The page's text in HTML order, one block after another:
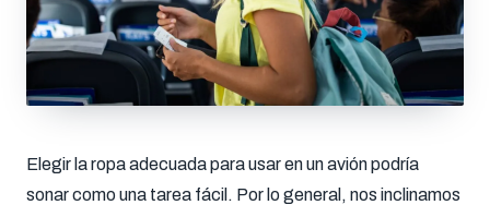
Elegir la ropa adecuada para usar en un avión podría
sonar como una tarea fácil. Por lo general, nos inclinamos